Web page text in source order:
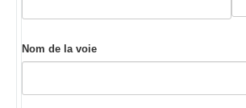
Nom de la voie